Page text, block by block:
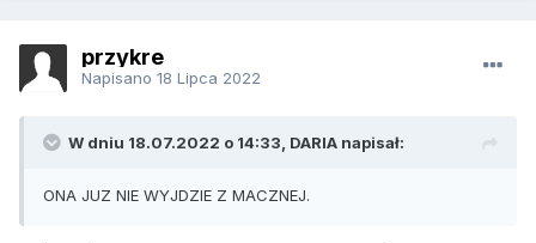
przykre
Napisano 18 Lipca 2022
W dniu 18.07.2022 o 14:33, DARIA napisał:
ONA JUZ NIE WYJDZIE Z MACZNEJ.